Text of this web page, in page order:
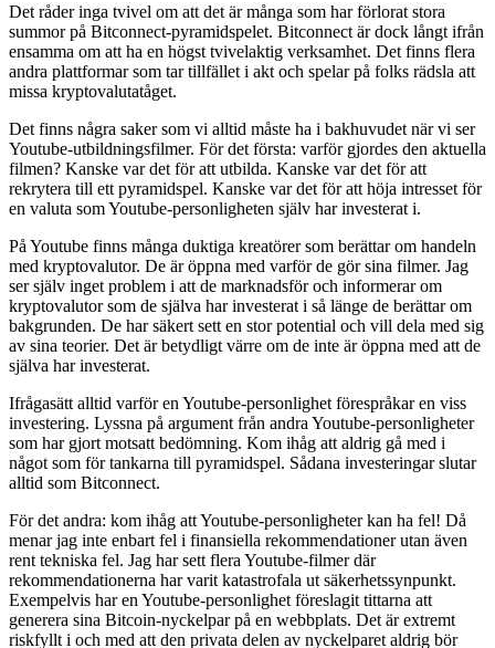
Det råder inga tvivel om att det är många som har förlorat stora
summor på Bitconnect-pyramidspelet. Bitconnect är dock långt ifrån
ensamma om att ha en högst tvivelaktig verksamhet. Det finns flera
andra plattformar som tar tillfället i akt och spelar på folks rädsla att
missa kryptovalutatåget.
Det finns några saker som vi alltid måste ha i bakhuvudet när vi ser
Youtube-utbildningsfilmer. För det första: varför gjordes den aktuella
filmen? Kanske var det för att utbilda. Kanske var det för att
rekrytera till ett pyramidspel. Kanske var det för att höja intresset för
en valuta som Youtube-personligheten själv har investerat i.
På Youtube finns många duktiga kreatörer som berättar om handeln
med kryptovalutor. De är öppna med varför de gör sina filmer. Jag
ser själv inget problem i att de marknadsför och informerar om
kryptovalutor som de själva har investerat i så länge de berättar om
bakgrunden. De har säkert sett en stor potential och vill dela med sig
av sina teorier. Det är betydligt värre om de inte är öppna med att de
själva har investerat.
Ifrågasätt alltid varför en Youtube-personlighet förespråkar en viss
investering. Lyssna på argument från andra Youtube-personligheter
som har gjort motsatt bedömning. Kom ihåg att aldrig gå med i
något som för tankarna till pyramidspel. Sådana investeringar slutar
alltid som Bitconnect.
För det andra: kom ihåg att Youtube-personligheter kan ha fel! Då
menar jag inte enbart fel i finansiella rekommendationer utan även
rent tekniska fel. Jag har sett flera Youtube-filmer där
rekommendationerna har varit katastrofala ut säkerhetssynpunkt.
Exempelvis har en Youtube-personlighet föreslagit tittarna att
generera sina Bitcoin-nyckelpar på en webbplats. Det är extremt
riskfyllt i och med att den privata delen av nyckelparet aldrig bör